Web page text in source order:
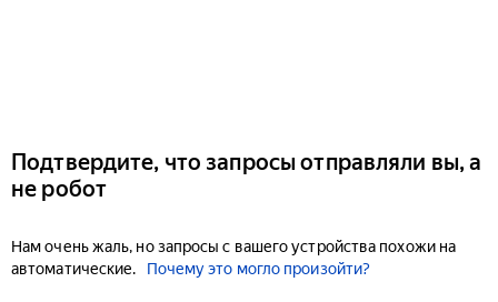
Подтвердите, что запросы отправляли вы, а
не робот
Нам очень жаль, но запросы с вашего устройства похожи на
автоматические.
Почему это могло произойти?